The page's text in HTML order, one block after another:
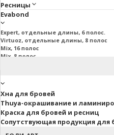
Ресницы
Evabond
Expert, отдельные длины, 6 полос.
Virtuoz, отдельные длины, 8 полос
Mix, 16 полос
Mix, 8 полос
Хна для бровей
Thuya-окрашивание и
Краска для бровей и ресниц
Сопутствующая продукция для